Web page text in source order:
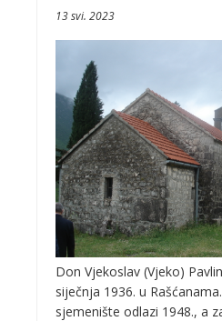
13 svi. 2023
Don Vjekoslav (Vjeko)
siječnja 1936. u
sjemenište odlazi 1948., a